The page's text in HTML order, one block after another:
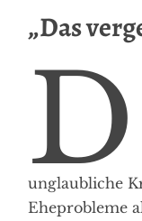
„Das
D
unglaubliche
Eheprobleme